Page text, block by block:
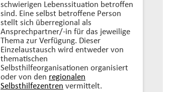
schwierigen Lebenssituation betroffen
sind. Eine selbst betroffene Person
stellt sich überregional als
Ansprechpartner/-in für das jeweilige
Thema zur Verfügung. Dieser
Einzelaustausch wird entweder von
thematischen
Selbsthilfeorganisationen organisiert
oder von den regionalen
Selbsthilfezentren vermittelt.